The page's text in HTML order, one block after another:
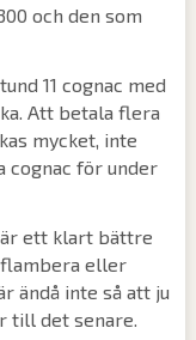
och den som
11 cognac med
Att betala flera
mycket, inte
cognac för under
är ett klart bättre
eller
ändå inte så att ju
till det senare.